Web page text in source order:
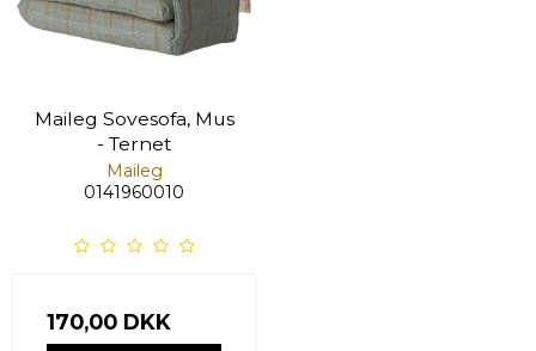
Maileg Sovesofa, Mus
- Ternet
Maileg
0141960010
170,00 DKK